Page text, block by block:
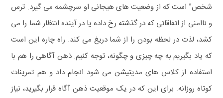
شخص” است که از وضعیت های هیجانی او سرچشمه می گیرد. ترس
و ناامنی از اتفاقاتی که در گذشته رخ داده یا در آینده انتظار شما را می
کشد، لذت در لحظه بودن را از شما دریغ می کند. راه چاره این است
که یاد بگیریم به چه چیزی و چگونه، توجه کنیم.ذهن‌ آگاهی را هم با
استفاده از کلاس های مدیتیشن می شود انجام داد و هم تمرینات
کوتاه روزانه. برای این که در یک موقعیت ذهن‌ آگاه قرار بگیرید، نیاز